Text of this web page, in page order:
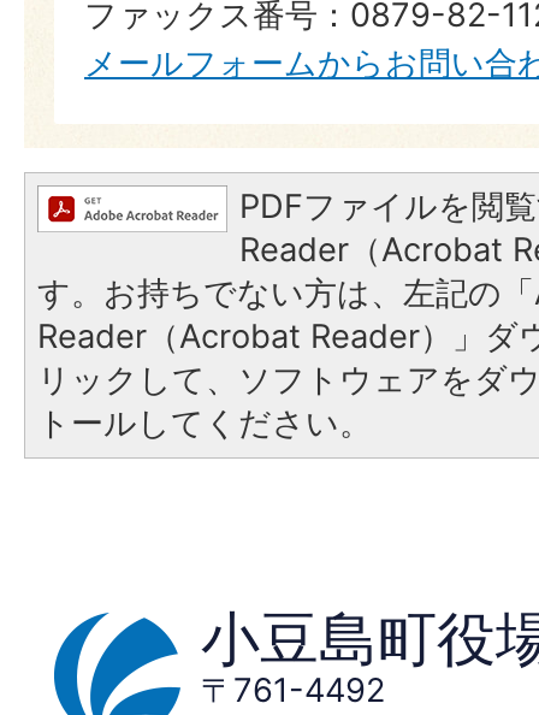
ファックス番号：0879-82-
メールフォームからお問い合
PDFファイルを閲
Reader（Acrobat
す。お持ちでない方は、左記の
Reader（Acrobat Reader）」ダ
リックして、ソフトウェアをダ
トールしてください。
小豆島町役
〒761-4492